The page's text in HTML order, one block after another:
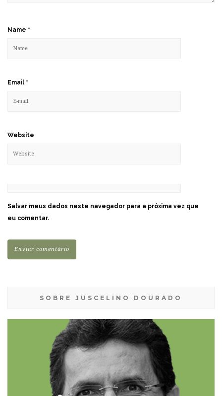
Name *
Email *
Website
Salvar meus dados neste navegador para a próxima vez que
eu comentar.
SOBRE JUSCELINO DOURADO